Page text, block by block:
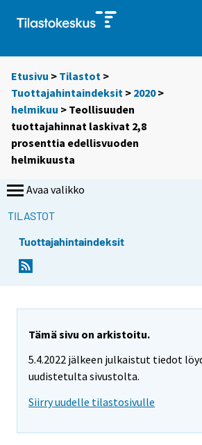
Etusivu > Tilastot >
Tuottajahintaindeksit > 2020>
helmikuu > Teollisuuden
tuottajahinnat laskivat 2,8
prosenttia edellisvuoden
helmikuusta
Avaa valikko
TILASTOT
Tuottajahintaindeksit
Tämä sivu on arkistoitu.
5.4.2022 jälkeen julkaistut tiedot
uudistetulta sivustolta.
Siirry uudelle tilastosivulle